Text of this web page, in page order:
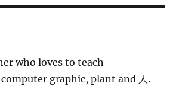
who loves to teach
graphic, plant and 人.